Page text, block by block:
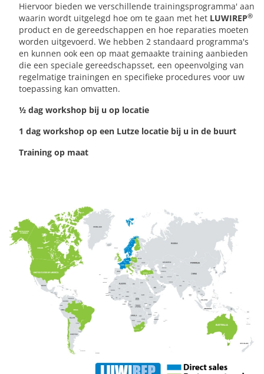
Hiervoor bieden we verschillende trainingsprogramma' aan
waarin wordt uitgelegd hoe om te gaan met het LUWIREP®
product en de gereedschappen en hoe reparaties moeten
worden uitgevoerd. We hebben 2 standaard programma's
en kunnen ook een op maat gemaakte training aanbieden
die een speciale gereedschapsset, een opeenvolging van
regelmatige trainingen en specifieke procedures voor uw
toepassing kan omvatten.
½ dag workshop bij u op locatie
1 dag workshop op een Lutze locatie bij u in de buurt
Training op maat